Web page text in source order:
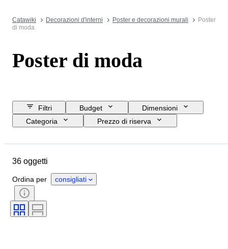
Catawiki Decorazioni d'interni Poster e decorazioni murali
Poster
di moda
Poster di moda
Filtri Budget
Dimensioni
Categoria
Prezzo di riserva
Condizioni
Soggetto
Epoca
36 oggetti
Ordina per consigliati